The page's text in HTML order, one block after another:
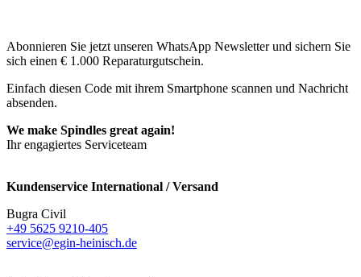
Abonnieren Sie jetzt unseren WhatsApp Newsletter und sichern Sie
sich einen € 1.000 Reparaturgutschein.
Einfach diesen Code mit ihrem Smartphone scannen und Nachricht
absenden.
We make Spindles great again!
Ihr engagiertes Serviceteam
Kundenservice International / Versand
Bugra Civil
+49 5625 9210-405
service@egin-heinisch.de